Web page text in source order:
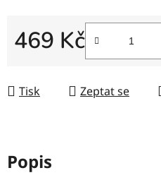
469 Kč
Tisk Zeptat se
Popis